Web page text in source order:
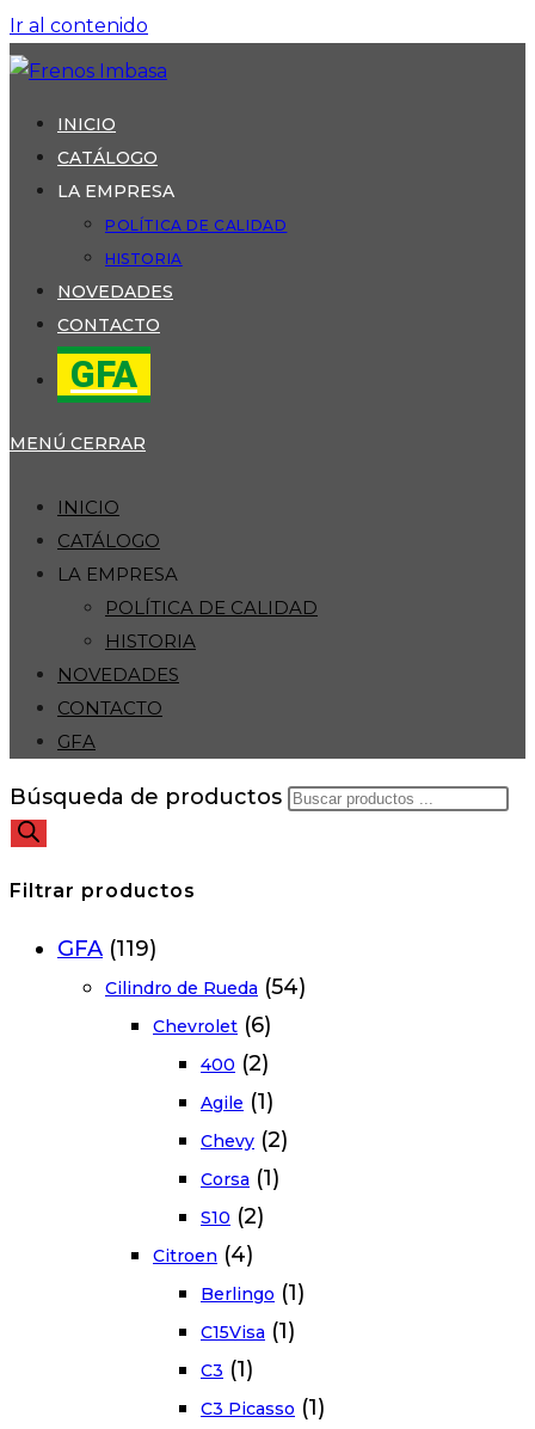
Ir al contenido
INICIO
CATÁLOGO
LA EMPRESA
POLÍTICA DE CALIDAD
HISTORIA
NOVEDADES
CONTACTO
GFA
MENÚ CERRAR
INICIO
CATÁLOGO
LA EMPRESA
POLÍTICA DE CALIDAD
HISTORIA
NOVEDADES
CONTACTO
GFA
Búsqueda de productos
Filtrar productos
GFA (119)
Cilindro de Rueda (54)
Chevrolet (6)
400 (2)
Agile (1)
Chevy (2)
Corsa (1)
S10 (2)
Citroen (4)
Berlingo (1)
C15Visa (1)
C3 (1)
C3 Picasso (1)